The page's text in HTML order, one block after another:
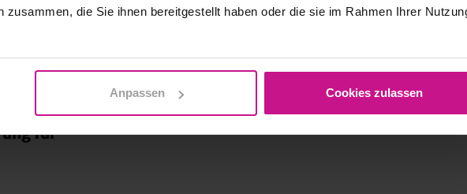
zusammen, die Sie ihnen bereitgestellt haben oder die sie im Rahmen Ihrer
Anpassen Cookies zulassen
für